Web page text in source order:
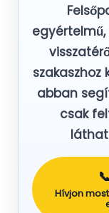
szakaszhoz
abban
csak
Hívjon